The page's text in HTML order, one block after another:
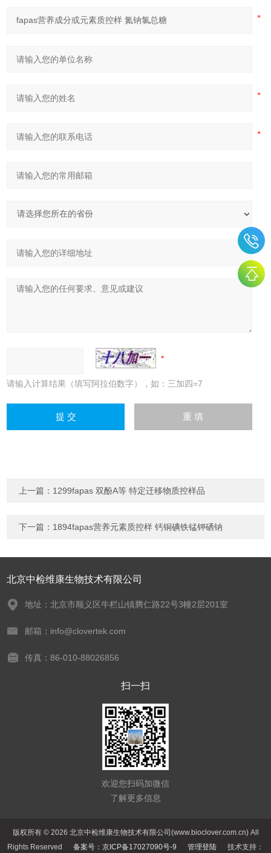
请输入计算结果（填写阿拉伯数字），如：三加四=7
上一篇： 1299fapas 双酚A等 特定迁移物质控样品
下一篇： 1894fapas营养元素质控样 钙铜碘铁锰钾硒钠
北京中检维康生物技术有限公司
地址：北京市顺义区牛栏山镇腾仁路22号3幢2层201室
邮箱：info@clovertek.com
传真：86-010-88026856
扫一扫
欢迎您扫码加微信
了解更多信息
版权所有 © 2026 北京中检维康生物技术有限公司(www.bioclover.com.cn) All
Rights Reserved 备案号：京ICP备17027090号-9 管理登陆 技术支持：